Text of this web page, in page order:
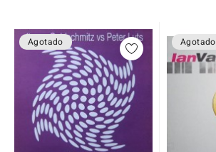
Agotado Agotado